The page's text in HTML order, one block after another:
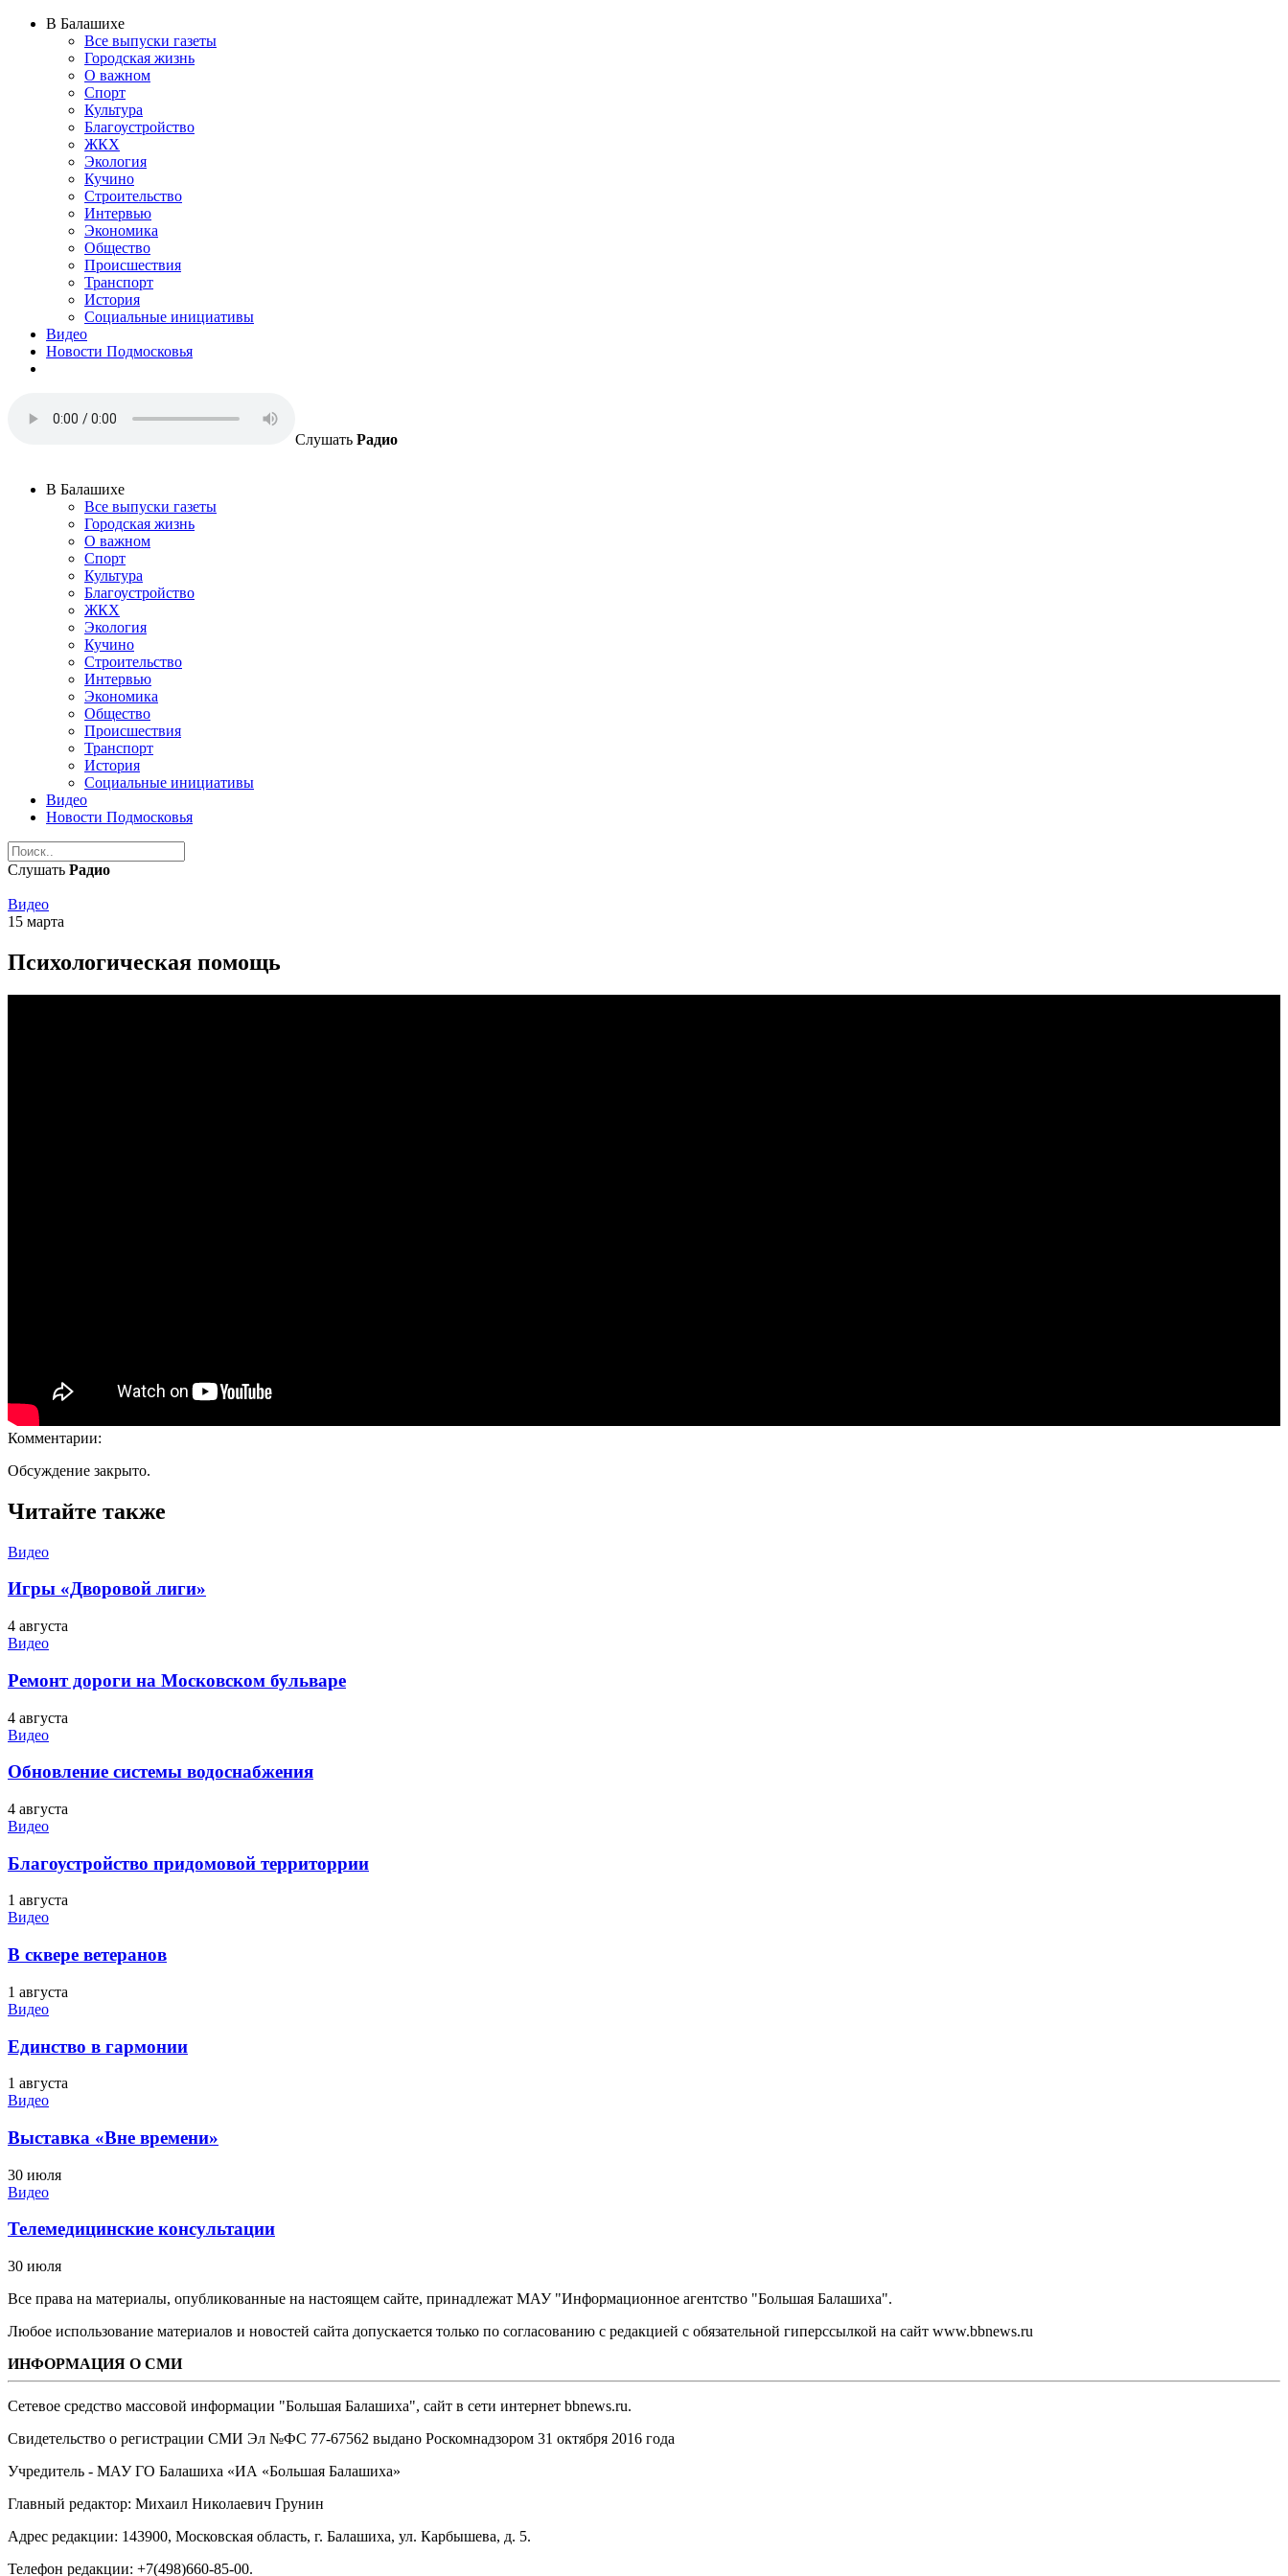
В Балашихе
Все выпуски газеты
Городская жизнь
О важном
Спорт
Культура
Благоустройство
ЖКХ
Экология
Кучино
Строительство
Интервью
Экономика
Общество
Происшествия
Транспорт
История
Социальные инициативы
Видео
Новости Подмосковья
Слушать Радио
В Балашихе
Все выпуски газеты
Городская жизнь
О важном
Спорт
Культура
Благоустройство
ЖКХ
Экология
Кучино
Строительство
Интервью
Экономика
Общество
Происшествия
Транспорт
История
Социальные инициативы
Видео
Новости Подмосковья
Слушать Радио
Видео
15 марта
Психологическая помощь
Комментарии:
Обсуждение закрыто.
Читайте также
Видео
Игры «Дворовой лиги»
4 августа
Видео
Ремонт дороги на Московском бульваре
4 августа
Видео
Обновление системы водоснабжения
4 августа
Видео
Благоустройство придомовой территоррии
1 августа
Видео
В сквере ветеранов
1 августа
Видео
Единство в гармонии
1 августа
Видео
Выставка «Вне времени»
30 июля
Видео
Телемедицинские консультации
30 июля
Все права на материалы, опубликованные на настоящем сайте, принадлежат МАУ "Информационное агентство "Большая Балашиха".
Любое использование материалов и новостей сайта допускается только по согласованию с редакцией с обязательной гиперссылкой на сайт www.bbnews.ru
ИНФОРМАЦИЯ О СМИ
Сетевое средство массовой информации "Большая Балашиха", сайт в сети интернет bbnews.ru.
Свидетельство о регистрации СМИ Эл №ФС ‎77-67562 выдано Роскомнадзором 31 октября 2016 года
Учредитель - МАУ ГО Балашиха «ИА «Большая Балашиха»
Главный редактор: Михаил Николаевич Грунин
Адрес редакции: 143900, Московская область, г. Балашиха, ул. Карбышева, д. 5.
Телефон редакции: +7(498)660-85-00.